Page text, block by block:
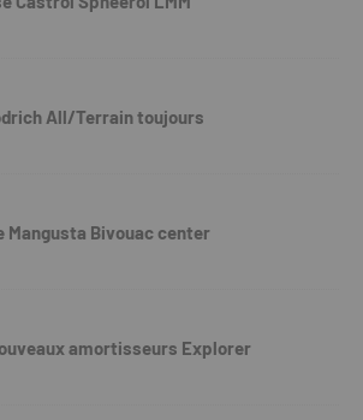
All/Terrain toujours
Mangusta Bivouac center
amortisseurs Explorer